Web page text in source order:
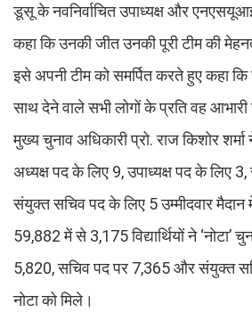
डूसू के नवनिर्वाचित उपाध्यक्ष और
कहा कि उनकी जीत उनकी पूरी टीम की
इसे अपनी टीम को समर्पित करते हुए कहा
साथ देने वाले सभी लोगों के प्रति वह आभारी
मुख्य चुनाव अधिकारी प्रो. राज किशोर शर्मा
अध्यक्ष पद के लिए 9, उपाध्यक्ष पद के लिए
संयुक्त सचिव पद के लिए 5 उम्मीदवार
59,882 में से 3,175 विद्यार्थियों ने ‘नोटा’
5,820, सचिव पद पर 7,365 और संयुक्त
नोटा को मिले।